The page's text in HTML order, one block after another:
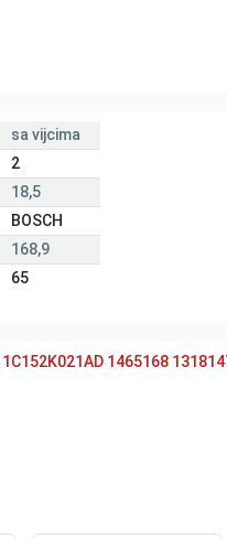
sa vijcima
2
18,5
BOSCH
168,9
65
1C152K021AD 1465168